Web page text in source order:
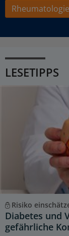
Rheumatologie
LESETIPPS
Risiko
Diabetes und
gefährliche